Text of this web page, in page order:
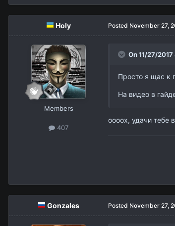
Holy
Members
407
Posted November 27,
On 11/27/
Просто я щас к
На видео в
оооох, удачи тебе
Gonzales Posted November 27,